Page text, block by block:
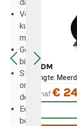
daardoor risico
Vermindert
kunnen
mastiekklos is
Geschikt voor
bitumen, PVC of
Sterke en
om zijn
de
Eenvoudig te
EPDM
Lengte:
Vanaf€